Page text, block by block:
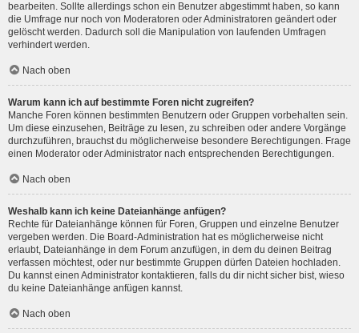
bearbeiten. Sollte allerdings schon ein Benutzer abgestimmt haben, so kann
die Umfrage nur noch von Moderatoren oder Administratoren geändert oder
gelöscht werden. Dadurch soll die Manipulation von laufenden Umfragen
verhindert werden.
Nach oben
Warum kann ich auf bestimmte Foren nicht zugreifen?
Manche Foren können bestimmten Benutzern oder Gruppen vorbehalten sein.
Um diese einzusehen, Beiträge zu lesen, zu schreiben oder andere Vorgänge
durchzuführen, brauchst du möglicherweise besondere Berechtigungen. Frage
einen Moderator oder Administrator nach entsprechenden Berechtigungen.
Nach oben
Weshalb kann ich keine Dateianhänge anfügen?
Rechte für Dateianhänge können für Foren, Gruppen und einzelne Benutzer
vergeben werden. Die Board-Administration hat es möglicherweise nicht
erlaubt, Dateianhänge in dem Forum anzufügen, in dem du deinen Beitrag
verfassen möchtest, oder nur bestimmte Gruppen dürfen Dateien hochladen.
Du kannst einen Administrator kontaktieren, falls du dir nicht sicher bist, wieso
du keine Dateianhänge anfügen kannst.
Nach oben